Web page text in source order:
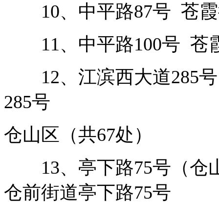
10、中平路87号 苍霞
11、中平路100号 苍
12、江滨西大道285号
285号
仓山区（共67处）
13、亭下路75号（仓
仓前街道亭下路75号